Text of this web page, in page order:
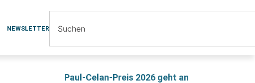
NEWSLETTER
Paul-Celan-Preis 2026 geht an